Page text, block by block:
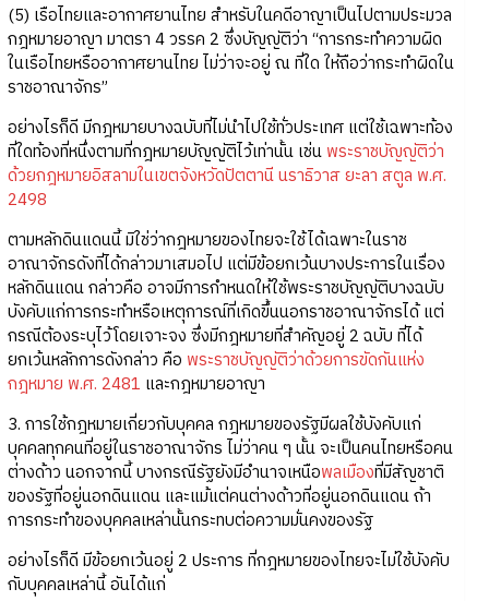
(5) เรือไทยและอากาศยานไทย สำหรับในคดีอาญาเป็นไปตามประมวล
กฎหมายอาญา มาตรา 4 วรรค 2 ซึ่งบัญญัติว่า “การกระทำความผิด
ในเรือไทยหรืออากาศยานไทย ไม่ว่าจะอยู่ ณ ที่ใด ให้ถือว่ากระทำผิดใน
ราชอาณาจักร”
อย่างไรก็ดี มีกฎหมายบางฉบับที่ไม่นำไปใช้ทั่วประเทศ แต่ใช้เฉพาะท้อง
ที่ใดท้องที่หนึ่งตามที่กฎหมายบัญญัติไว้เท่านั้น เช่น พระราชบัญญัติว่า
ด้วยกฎหมายอิสลามในเขตจังหวัดปัตตานี นราธิวาส ยะลา สตูล พ.ศ.
2498
ตามหลักดินแดนนี้ มิใช่ว่ากฎหมายของไทยจะใช้ได้เฉพาะในราช
อาณาจักรดังที่ได้กล่าวมาเสมอไป แต่มีข้อยกเว้นบางประการในเรื่อง
หลักดินแดน กล่าวคือ อาจมีการกำหนดให้ใช้พระราชบัญญัติบางฉบับ
บังคับแก่การกระทำหรือเหตุการณ์ที่เกิดขึ้นนอกราชอาณาจักรได้ แต่
กรณีต้องระบุไว้โดยเจาะจง ซึ่งมีกฎหมายที่สำคัญอยู่ 2 ฉบับ ที่ได้
ยกเว้นหลักการดังกล่าว คือ พระราชบัญญัติว่าด้วยการขัดกันแห่ง
กฎหมาย พ.ศ. 2481 และกฎหมายอาญา
3. การใช้กฎหมายเกี่ยวกับบุคคล กฎหมายของรัฐมีผลใช้บังคับแก่
บุคคลทุกคนที่อยู่ในราชอาณาจักร ไม่ว่าคน ๆ นั้น จะเป็นคนไทยหรือคน
ต่างด้าว นอกจากนี้ บางกรณีรัฐยังมีอำนาจเหนือพลเมืองที่มีสัญชาติ
ของรัฐที่อยู่นอกดินแดน และแม้แต่คนต่างด้าวที่อยู่นอกดินแดน ถ้า
การกระทำของบุคคลเหล่านั้นกระทบต่อความมั่นคงของรัฐ
อย่างไรก็ดี มีข้อยกเว้นอยู่ 2 ประการ ที่กฎหมายของไทยจะไม่ใช้บังคับ
กับบุคคลเหล่านี้ อันได้แก่